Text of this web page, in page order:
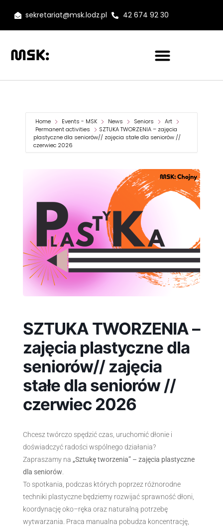
sekretariat@msk.lodz.pl 42 674 92 30
Home Events - MSK News Seniors
Art
Permanent activities
SZTUKA TWORZENIA – zajęcia
plastyczne dla seniorów// zajęcia stałe dla seniorów //
czerwiec 2026
SZTUKA TWORZENIA –
zajęcia plastyczne dla
seniorów// zajęcia
stałe dla seniorów //
czerwiec 2026
Chcesz twórczo spędzić czas, uruchomić dłonie i
doświadczyć radości wspólnego działania?
Zapraszamy na „Sztukę tworzenia” – zajęcia plastyczne
dla seniorów
To spotkania, podczas których poprzez różnorodne
techniki plastyczne będziemy rozwijać sprawność dłoni,
koordynację oko–ręka oraz naturalną potrzebę
wytwarzania. Praca manualna pobudza koncentrację,